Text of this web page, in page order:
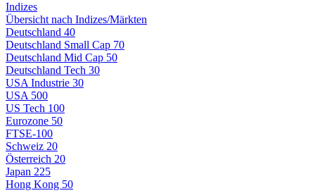
Indizes
Übersicht nach Indizes/Märkten
Deutschland 40
Deutschland Small Cap 70
Deutschland Mid Cap 50
Deutschland Tech 30
USA Industrie 30
USA 500
US Tech 100
Eurozone 50
FTSE-100
Schweiz 20
Österreich 20
Japan 225
Hong Kong 50